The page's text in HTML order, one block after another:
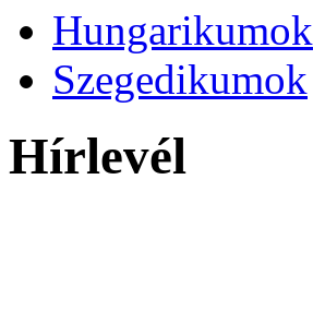
Hungarikumok
Szegedikumok
Hírlevél